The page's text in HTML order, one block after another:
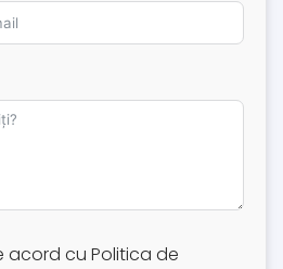
acord cu Politica de